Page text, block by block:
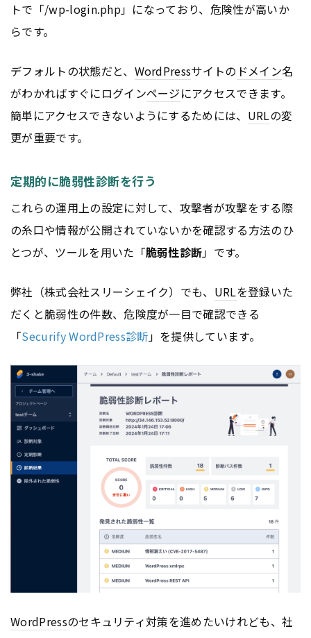
トで「/wp-login.php」になっており、危険性が高いか
らです。
デフォルトの状態だと、 WordPressサイトの ドメイン名
がわかればすぐにログインページにアクセスできます。
簡単にアクセスできないようにするためには、 URLの変
更が重要です。
定期的に脆弱性診断を行う
これらの運用上の設定に対して、攻撃者が攻撃をする際
の糸口や情報が公開されていないかを確認する方法のひ
とつが、ツールを用いた「脆弱性診断」です。
弊社（株式会社スリーシェイク）でも、 URLを登録いた
だくと脆弱性の件数、危険度が一目で確認できる
「Securify WordPress診断」を提供しています。
WordPressのセキュリティ対策を進めたいけれども、社